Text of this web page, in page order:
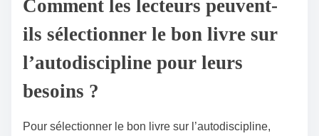
Comment les lecteurs peuvent-
ils sélectionner le bon livre sur
l’autodiscipline pour leurs
besoins ?
Pour sélectionner le bon livre sur l’autodiscipline,